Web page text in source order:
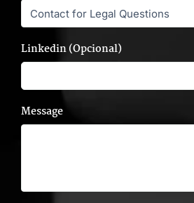
Linkedin (Opcional)
Message